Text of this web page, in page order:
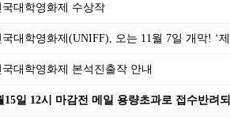
대학영화제 수상작
대학영화제(UNIFF), 오는 11월 7일 개막! ‘
대학영화제 본석진출작 안내
15일 12시 마감전 메일 용량초과로 접수반려